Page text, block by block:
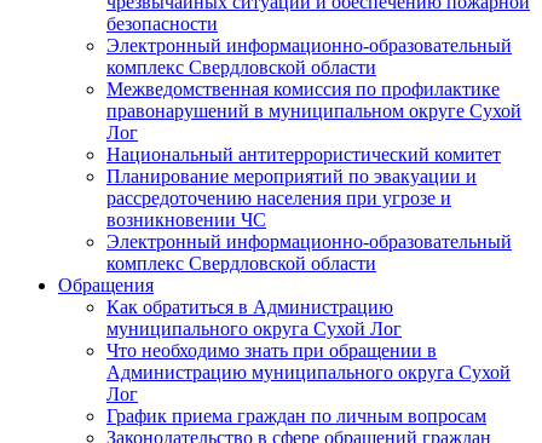
безопасности
Электронный информационно-образовательный
комплекс Cвердловской области
Межведомственная комиссия по профилактике
правонарушений в муниципальном округе Сухой
Лог
Национальный антитеррористический комитет
Планирование мероприятий по эвакуации и
рассредоточению населения при угрозе и
возникновении ЧС
Электронный информационно-образовательный
комплекс Свердловской области
Обращения
Как обратиться в Администрацию
муниципального округа Сухой Лог
Что необходимо знать при обращении в
Администрацию муниципального округа Сухой
Лог
График приема граждан по личным вопросам
Законодательство в сфере обращений граждан